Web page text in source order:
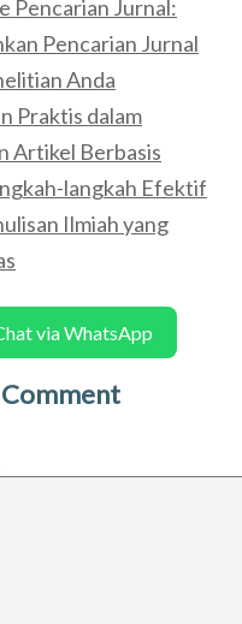
Pencarian Jurnal:
Pencarian Jurnal
Anda
Praktis dalam
Artikel Berbasis
langkah Efektif
Ilmiah yang
via WhatsApp
Comment